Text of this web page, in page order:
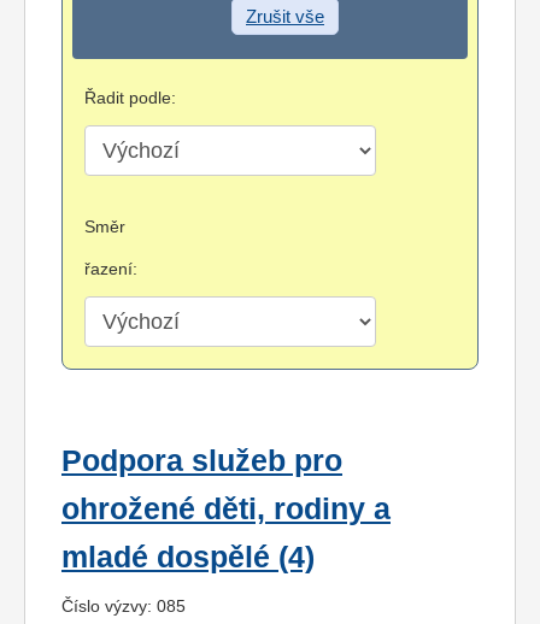
Zrušit vše
Řadit podle:
Směr
řazení:
Podpora služeb pro
ohrožené děti, rodiny a
mladé dospělé (4)
Číslo výzvy: 085